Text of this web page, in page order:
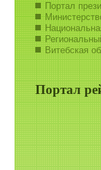
Портал
Витебская
Портал